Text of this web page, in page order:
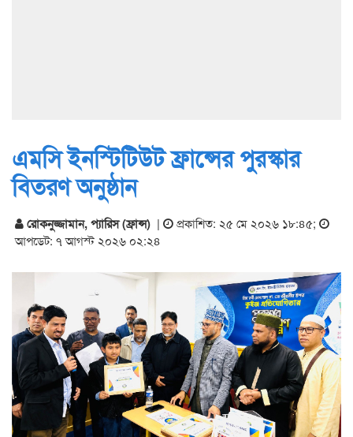
এমসি ইনস্টিটিউট ফ্রান্সের পুরস্কার
বিতরণ অনুষ্ঠান
রোকনুজ্জামান, প্যারিস (ফ্রান্স) | প্রকাশিত: ২৫ মে ২০২৬ ১৮:৪৫;
আপডেট: ৭ আগস্ট ২০২৬ ০২:২৪